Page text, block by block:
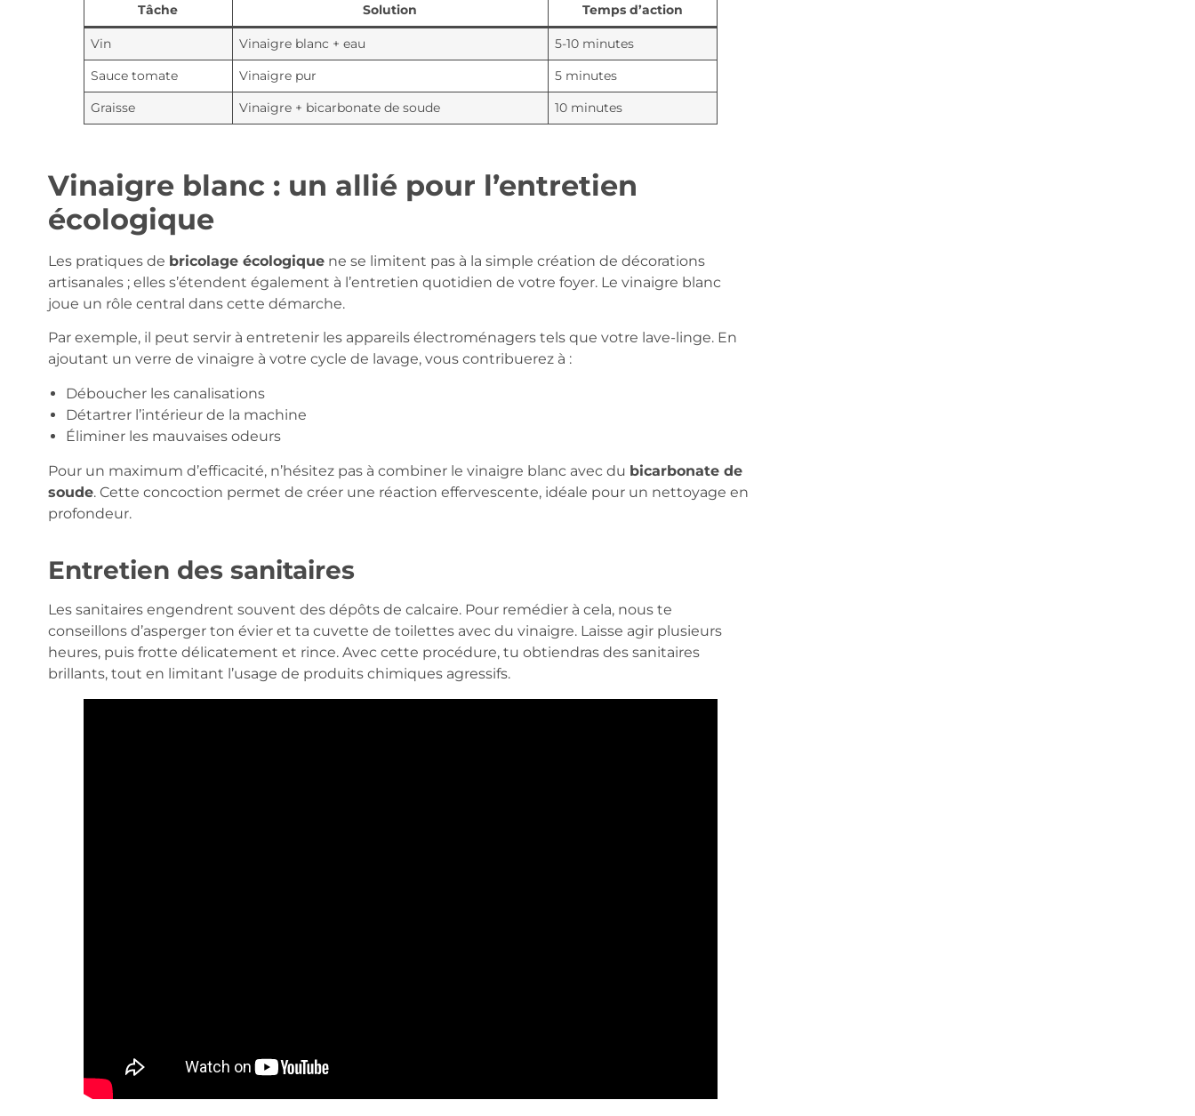
Tâche Solution Temps d’action
Vin Vinaigre blanc + eau
5-10 minutes
Sauce tomate
Vinaigre pur
5 minutes
Graisse
Vinaigre + bicarbonate de soude 10 minutes
Vinaigre blanc : un allié pour l’entretien
écologique
Les pratiques de bricolage écologiquene se limitent pas à la simple création de décorations
artisanales ; elles s’étendent également à l’entretien quotidien de votre foyer. Le vinaigre blanc
joue un rôle central dans cette démarche.
Par exemple, il peut servir à entretenir les appareils électroménagers tels que votre lave-linge. En
ajoutant un verre de vinaigre à votre cycle de lavage, vous contribuerez à :
Déboucher les canalisations
Détartrer l’intérieur de la machine
Éliminer les mauvaises odeurs
Pour un maximum d’efficacité, n’hésitez pas à combiner le vinaigre blanc avec du bicarbonate de
soude. Cette concoction permet de créer une réaction effervescente, idéale pour un nettoyage en
profondeur.
Entretien des sanitaires
Les sanitaires engendrent souvent des dépôts de calcaire. Pour remédier à cela, nous te
conseillons d’asperger ton évier et ta cuvette de toilettes avec du vinaigre. Laisse agir plusieurs
heures, puis frotte délicatement et rince. Avec cette procédure, tu obtiendras des sanitaires
brillants, tout en limitant l’usage de produits chimiques agressifs.